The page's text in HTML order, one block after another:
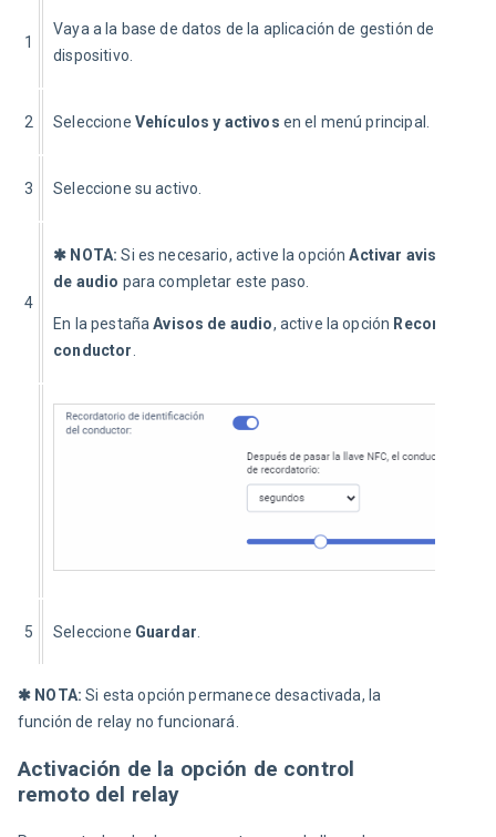
1
Vaya a la base de datos de la aplicación de gestión de flotas
dispositivo.
2 Seleccione Vehículos y activos en el menú principal.
3 Seleccione su activo.
4
✱ NOTA: Si es necesario, active la opción Activar avisos de
de audio para completar este paso.
En la pestaña Avisos de audio, active la opción
conductor
5 Seleccione Guardar
✱ NOTA: Si esta opción permanece desactivada, la
función de relay no funcionará.
Activación de la opción de control
remoto del relay